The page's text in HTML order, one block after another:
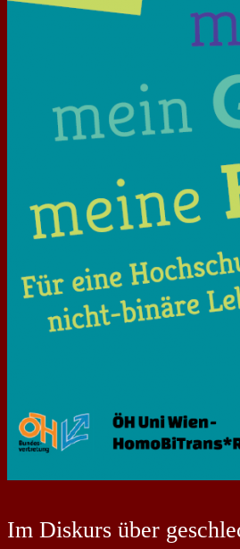
Im Diskurs über